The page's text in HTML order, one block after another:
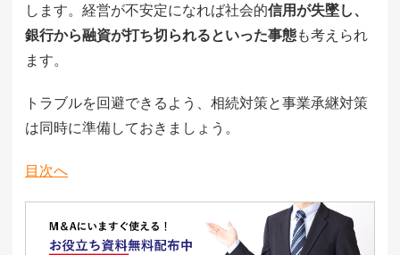
します。経営が不安定になれば社会的信用が失墜し、
銀行から融資が打ち切られるといった事態も考えられ
ます。
トラブルを回避できるよう、相続対策と事業承継対策
は同時に準備しておきましょう。
目次へ